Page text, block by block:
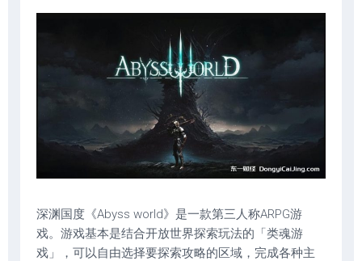
深渊国度《Abyss world》是一款第三人称ARPG游
戏。游戏基本是结合开放世界探索玩法的「类魂游
戏」，可以自由选择要探索攻略的区域，完成各种主